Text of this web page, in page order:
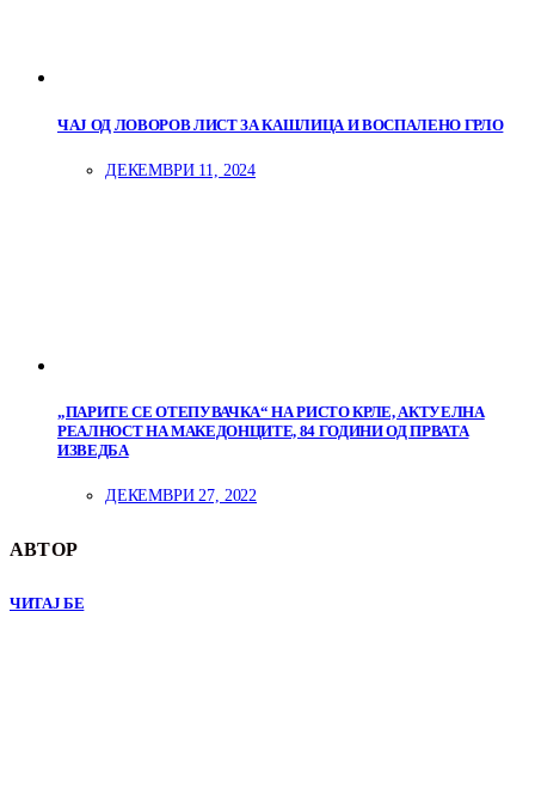
ЧАЈ ОД ЛОВОРОВ ЛИСТ ЗА КАШЛИЦА И ВОСПАЛЕНО ГРЛО
ДЕКЕМВРИ 11, 2024
„ПАРИТЕ СЕ ОТЕПУВАЧКА“ НА РИСТО КРЛЕ, АКТУЕЛНА
РЕАЛНОСТ НА МАКЕДОНЦИТЕ, 84 ГОДИНИ ОД ПРВАТА
ИЗВЕДБА
ДЕКЕМВРИ 27, 2022
АВТОР
ЧИТАЈ БЕ